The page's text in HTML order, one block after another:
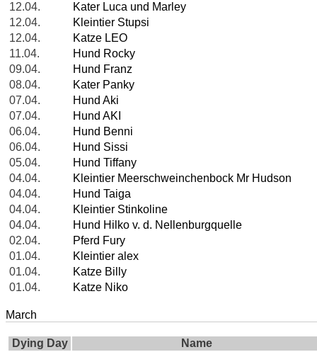
12.04.
Kater Luca und Marley
12.04.
Kleintier Stupsi
12.04.
Katze LEO
11.04.
Hund Rocky
09.04.
Hund Franz
08.04.
Kater Panky
07.04.
Hund Aki
07.04.
Hund AKI
06.04.
Hund Benni
06.04.
Hund Sissi
05.04.
Hund Tiffany
04.04.
Kleintier Meerschweinchenbock Mr Hudson
04.04.
Hund Taiga
04.04.
Kleintier Stinkoline
04.04.
Hund Hilko v. d. Nellenburgquelle
02.04.
Pferd Fury
01.04.
Kleintier alex
01.04.
Katze Billy
01.04.
Katze Niko
March
Dying Day
Name